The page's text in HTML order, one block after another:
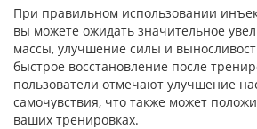
При правильном использовании
вы можете ожидать значительное
массы, улучшение силы и
быстрое восстановление после
пользователи отмечают улучшение
самочувствия, что также может
ваших тренировках.